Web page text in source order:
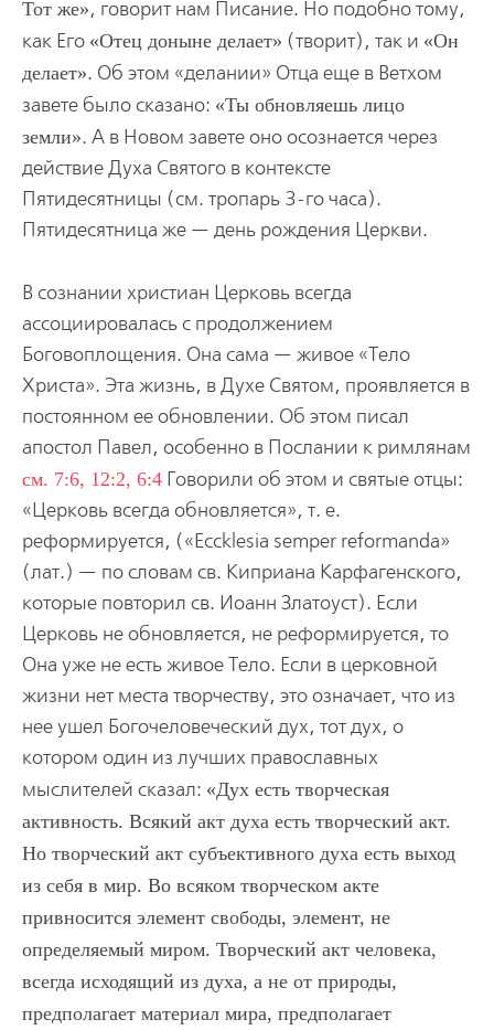
Тот же , говорит нам Писание. Но подобно тому,
как Его
Отец доныне делает (творит), так и
Он
делает . Об этом «делании» Отца еще в Ветхом
завете было сказано:
Ты обновляешь лицо
земли . А в Новом завете оно осознается через
действие Духа Святого в контексте
Пятидесятницы (см. тропарь 3-го часа).
Пятидесятница же — день рождения Церкви.
В сознании христиан Церковь всегда
ассоциировалась с продолжением
Боговоплощения. Она сама — живое «Тело
Христа». Эта жизнь, в Духе Святом, проявляется в
постоянном ее обновлении. Об этом писал
апостол Павел, особенно в Послании к римлянам
см. 7:6, 12:2, 6:4Говорили об этом и святые отцы:
«Церковь всегда обновляется», т. е.
реформируется, («Eccklesia semper reformanda»
(лат.) — по словам св. Киприана Карфагенского,
которые повторил св. Иоанн Златоуст). Если
Церковь не обновляется, не реформируется, то
Она уже не есть живое Тело. Если в церковной
жизни нет места творчеству, это означает, что из
нее ушел Богочеловеческий дух, тот дух, о
котором один из лучших православных
мыслителей сказал:
Дух есть творческая
активность. Всякий акт духа есть творческий акт.
Но творческий акт субъективного духа есть выход
из себя в мир. Во всяком творческом акте
привносится элемент свободы, элемент, не
определяемый миром. Творческий акт человека,
всегда исходящий из духа, а не от природы,
предполагает материал мира, предполагает